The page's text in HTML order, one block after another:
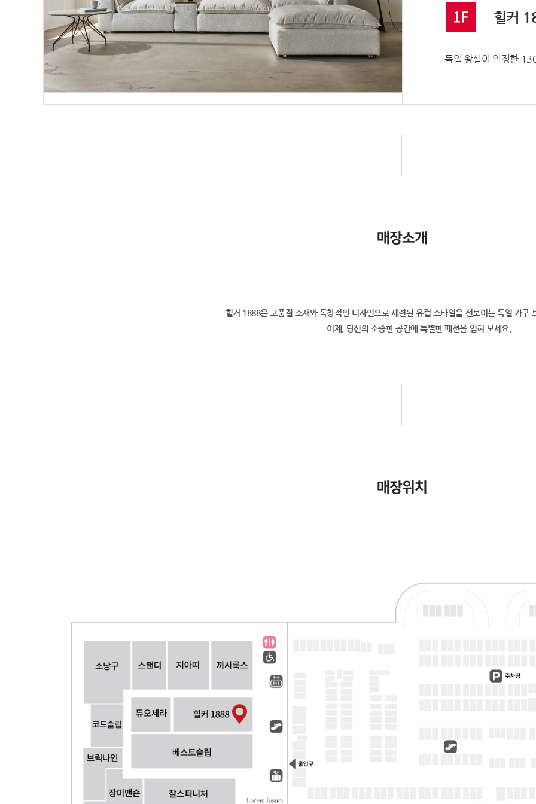
1F 힐커
독일 왕실이 인정한
매장소개
힐커 1888은 고품질 소재와 독창적인 디자인으로 세련된 유럽 스타일을 선보이는 독일 가구
이제, 당신의 소중한 공간에 특별한 패션을 입혀 보세요.
매장위치